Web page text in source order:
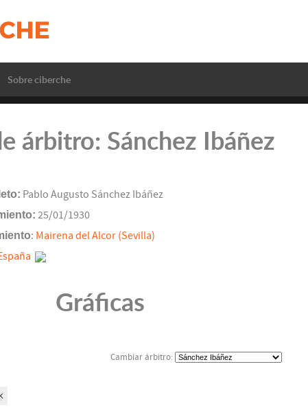
Sobre ciberche
árbitro: Sánchez Ibáñez
Pablo Augusto Sánchez Ibáñez
25/01/1930
: Mairena del Alcor (Sevilla)
Gráficas
Cambiar árbitro: